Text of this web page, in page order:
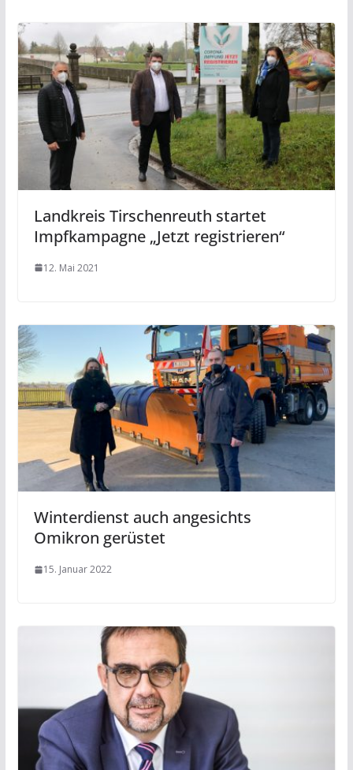
Landkreis Tirschenreuth startet
Impfkampagne „Jetzt registrieren“
12. Mai 2021
Winterdienst auch angesichts
Omikron gerüstet
15. Januar 2022